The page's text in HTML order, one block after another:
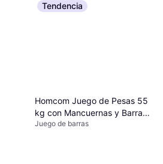
Tendencia
Homcom Juego de Pesas 55
kg con Mancuernas y Barra
Pesos Ajustables
Juego de barras